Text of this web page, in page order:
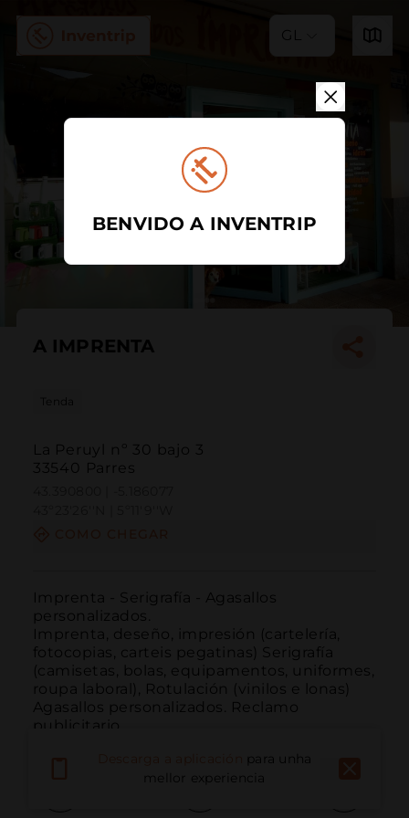
GL
A IMPRENTA
Tenda
La Peruyl nº 30 bajo 3
33540 Parres
Imprenta - Serigrafía - Agasallos
personalizados.
Imprenta, deseño, impresión (cartelería,
fotocopias, carteis pegatinas) Serigrafía
(camisetas, bolas, equipamentos, uniformes,
roupa laboral), Rotulación (vinilos e lonas)
Agasallos personalizados. Reclamo
publicitario.
para unha
mellor experiencia
BENVIDO A INVENTRIP